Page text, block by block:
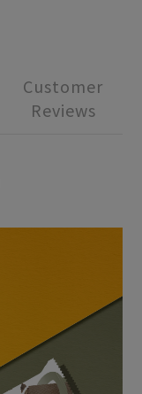
Customer
Reviews